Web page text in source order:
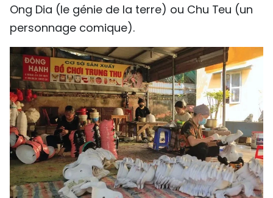
Ong Dia (le génie de la terre) ou Chu Teu (un
personnage comique).